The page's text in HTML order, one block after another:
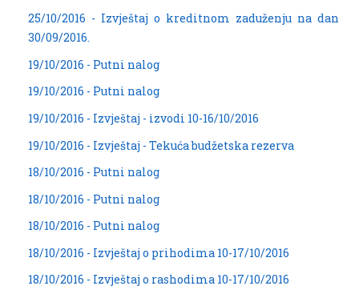
25/10/2016 - Izvještaj o kreditnom zaduženju na dan
30/09/2016.
19/10/2016 - Putni nalog
19/10/2016 - Putni nalog
19/10/2016 - Izvještaj - izvodi 10-16/10/2016
19/10/2016 - Izvještaj - Tekuća budžetska rezerva
18/10/2016 - Putni nalog
18/10/2016 - Putni nalog
18/10/2016 - Putni nalog
18/10/2016 - Izvještaj o prihodima 10-17/10/2016
18/10/2016 - Izvještaj o rashodima 10-17/10/2016